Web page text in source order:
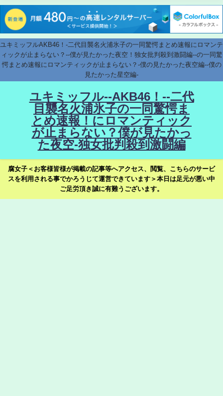
ユキミッフルAKB46！-二代目襲名火浦氷子の一同驚愕まとめ速報にロマンテ
ィックが止まらない？--僕が見たかった夜空！独女批判殺到激闘編--の一同驚
愕まとめ速報にロマンティックが止まらない？-僕の見たかった夜空編--僕の
見たかった星空編-
ユキミッフル--AKB46！--二代
目襲名火浦氷子の一同驚愕ま
とめ速報！にロマンティック
が止まらない？僕が見たかっ
た夜空-独女批判殺到激闘編
腐女子＜お客様皆様が掲載の記事等へアクセス、閲覧、こちらのサービ
スを利用される事でかろうじて運営できています＞本日は足元が悪い中
ご足労頂き誠に有難うございます。